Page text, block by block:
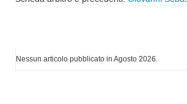
Nessun articolo pubblicato in Agosto 2026.